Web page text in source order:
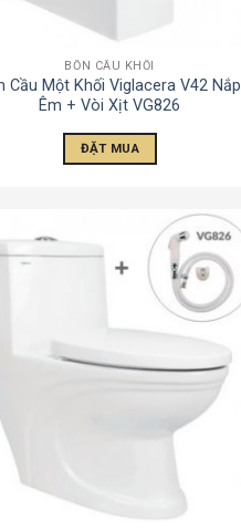
BỒN CẦU KHỐI
Cầu Một Khối Viglacera V42 Nắp
Êm + Vòi Xịt VG826
ĐẶT MUA